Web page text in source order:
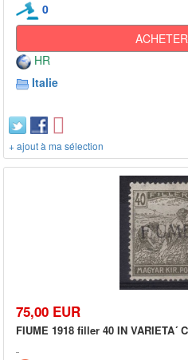
0
ACHETER
HR
Italie
+ ajout à ma sélection
75,00 EUR
FIUME 1918 filler 40 IN VARIETA´